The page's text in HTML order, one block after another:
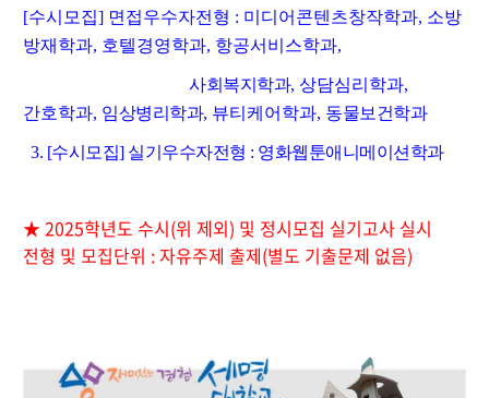
[수시모집] 면접우수자전형 : 미디어콘텐츠창작학과, 소방
방재학과, 호텔경영학과, 항공서비스학과,
사회복지학과, 상담심리학과,
간호학과, 임상병리학과, 뷰티케어학과, 동물보건학과
3. [수시모집] 실기우수자전형 : 영화웹툰애니메이션학과
★ 2025학년도 수시(위 제외) 및 정시모집 실기고사 실시
전형 및 모집단위 : 자유주제 출제(별도 기출문제 없음)